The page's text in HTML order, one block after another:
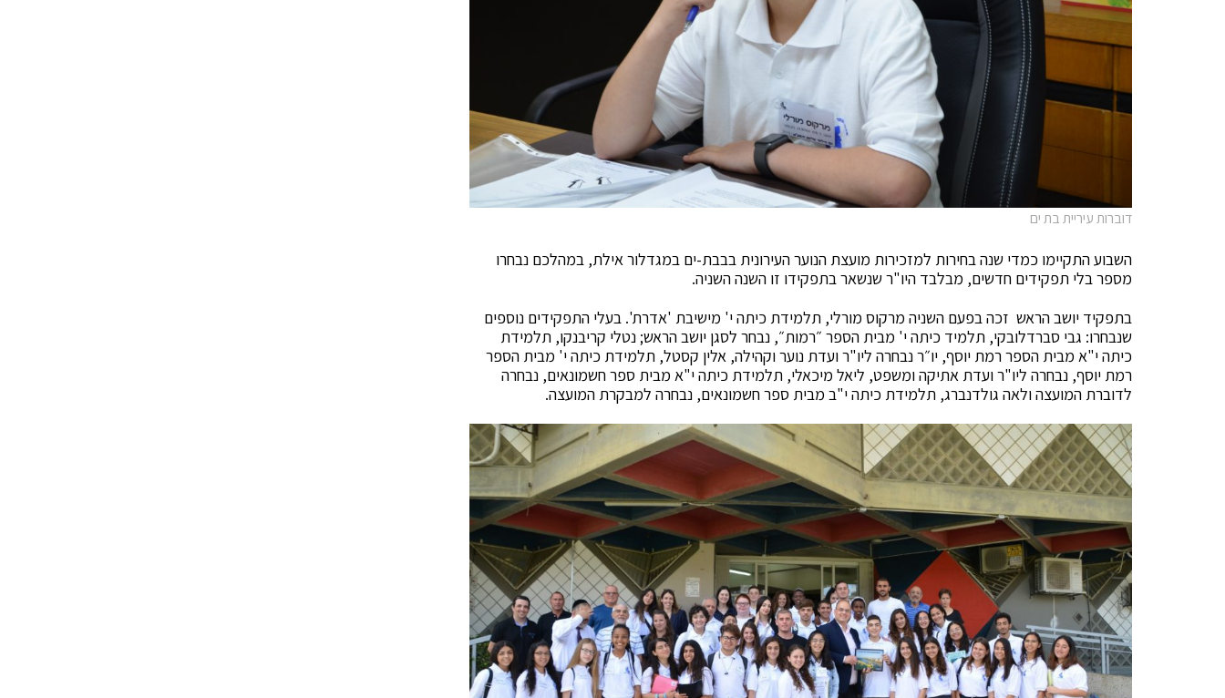
דוברות עיריית בת ים
השבוע התקיימו כמדי שנה בחירות למזכירות מועצת הנוער העירונית בבבת-ים במגדלור אילת, במהלכם נבחרו
מספר בלי תפקידים חדשים, מבלבד היו"ר שנשאר בתפקידו זו השנה השניה.
בתפקיד יושב הראש זכה בפעם השניה מרקוס מורלי, תלמידת כיתה י' מישיבת 'אדרת'. בעלי התפקידים נוספים
שנבחרו: גבי סברדלובקי, תלמיד כיתה י' מבית הספר ״רמות״, נבחר לסגן יושב הראש; נטלי קריבנקו, תלמידת
כיתה י"א מבית הספר רמת יוסף, יו״ר נבחרה ליו"ר ועדת נוער וקהילה, אלין קסטל, תלמידת כיתה י' מבית הספר
רמת יוסף, נבחרה ליו"ר ועדת אתיקה ומשפט, ליאל מיכאלי, תלמידת כיתה י"א מבית ספר חשמונאים, נבחרה
לדוברת המועצה ולאה גולדנברג, תלמידת כיתה י"ב מבית ספר חשמונאים, נבחרה למבקרת המועצה.